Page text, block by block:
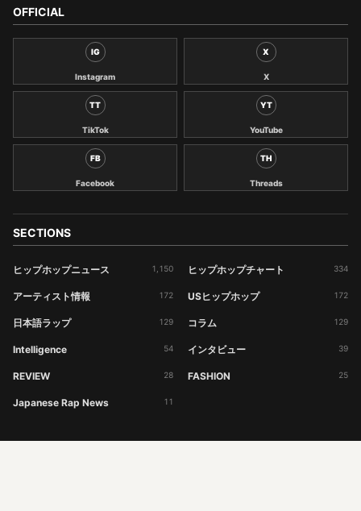
OFFICIAL
IG
Instagram
X
X
TT
TikTok
YT
YouTube
FB
Facebook
TH
Threads
SECTIONS
ヒップホップニュース 1,150 ヒップホップチャート 334
アーティスト情報 172 USヒップホップ 172
日本語ラップ 129 コラム 129
Intelligence 54 インタビュー 39
REVIEW 28 FASHION 25
Japanese Rap News 11